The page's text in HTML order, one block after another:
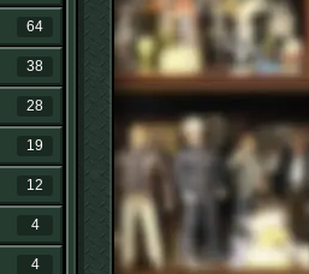
64
38
28
19
12
4
4